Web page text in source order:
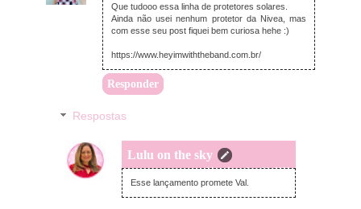
Que tudooo essa linha de protetores solares.
Ainda não usei nenhum protetor da Nivea, mas
com esse seu post fiquei bem curiosa hehe :)
https://www.heyimwiththeband.com.br/
Responder
Respostas
Lulu on the sky
terça-feira, dezembro 06, 2022
Esse lançamento promete Val.